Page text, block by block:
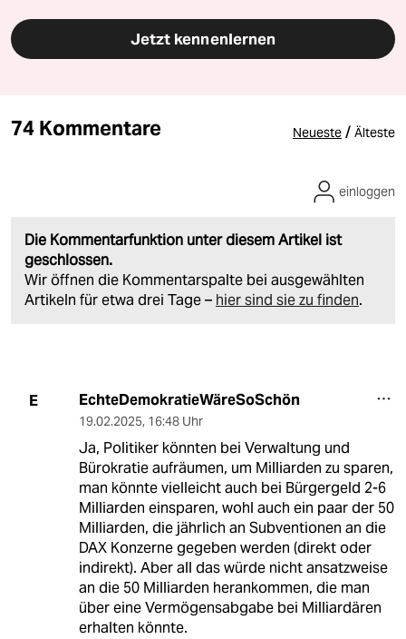
Jetzt kennenlernen
74 Kommentare Neueste / Älteste
Die Kommentarfunktion unter diesem Artikel ist
geschlossen.
Wir öffnen die Kommentarspalte bei ausgewählten
Artikeln für etwa drei Tage – hier sind sie zu finden.
einloggen
E EchteDemokratieWäreSoSchön
19.02.2025, 16:48 Uhr
Ja, Politiker könnten bei Verwaltung und
Bürokratie aufräumen, um Milliarden zu sparen,
man könnte vielleicht auch bei Bürgergeld 2-6
Milliarden einsparen, wohl auch ein paar der 50
Milliarden, die jährlich an Subventionen an die
DAX Konzerne gegeben werden (direkt oder
indirekt). Aber all das würde nicht ansatzweise
an die 50 Milliarden herankommen, die man
über eine Vermögensabgabe bei Milliardären
erhalten könnte.